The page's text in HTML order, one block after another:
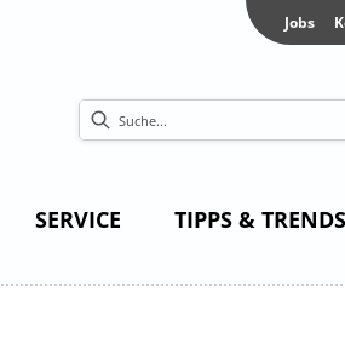
Jobs
SERVICE TIPPS & TRENDS